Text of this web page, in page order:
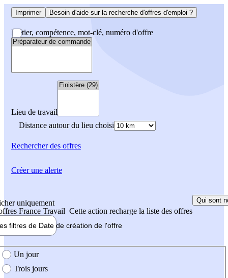
Imprimer Besoin d'aide sur la recherche d'offres d'emploi ?
Métier, compétence, mot-clé, numéro d'offre
Lieu de travail
Distance autour du lieu choisi
Rechercherdes offres
uniquement
France Travail Cette action recharge la liste des offres
Qui sont
filtres de Date de création de l'offre
création de l'offre
Un jour
Trois jours
Créer une alerte